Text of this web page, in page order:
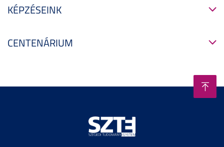
KÉPZÉSEINK
CENTENÁRIUM